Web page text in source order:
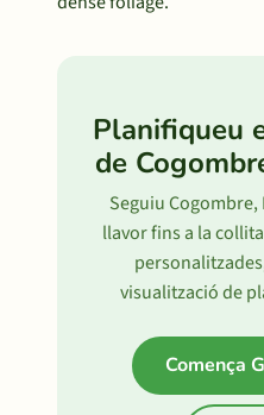
Planifiqueu
de
Seguiu Cogombre,
llavor fins a la
visualització de
Comença